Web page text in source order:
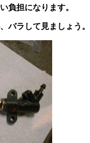
負担になります。
バラして見ましょう。